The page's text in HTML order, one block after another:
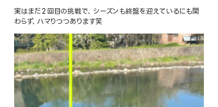
実はまだ２回目の挑戦で、シーズンも終盤を迎えているにも関
わらず、ハマりつつあります笑